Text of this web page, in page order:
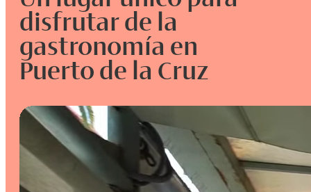
disfrutar de la
gastronomía en
Puerto de la Cruz